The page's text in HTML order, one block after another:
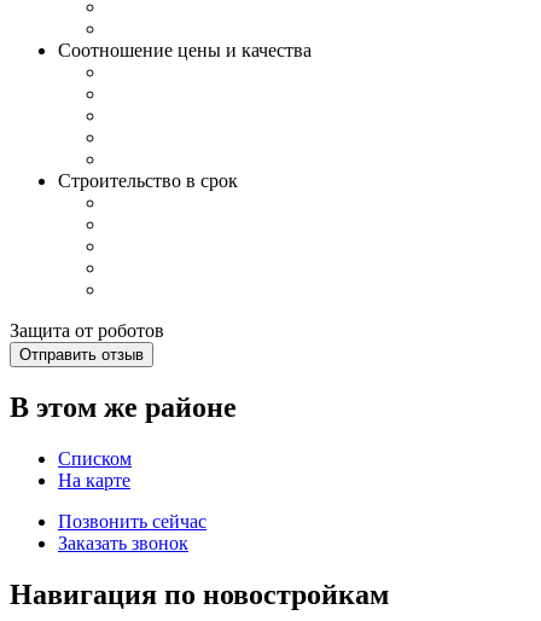
Соотношение цены и качества
Строительство в срок
Защита от роботов
Отправить отзыв
В этом же районе
Списком
На карте
Позвонить сейчас
Заказать звонок
Навигация по новостройкам